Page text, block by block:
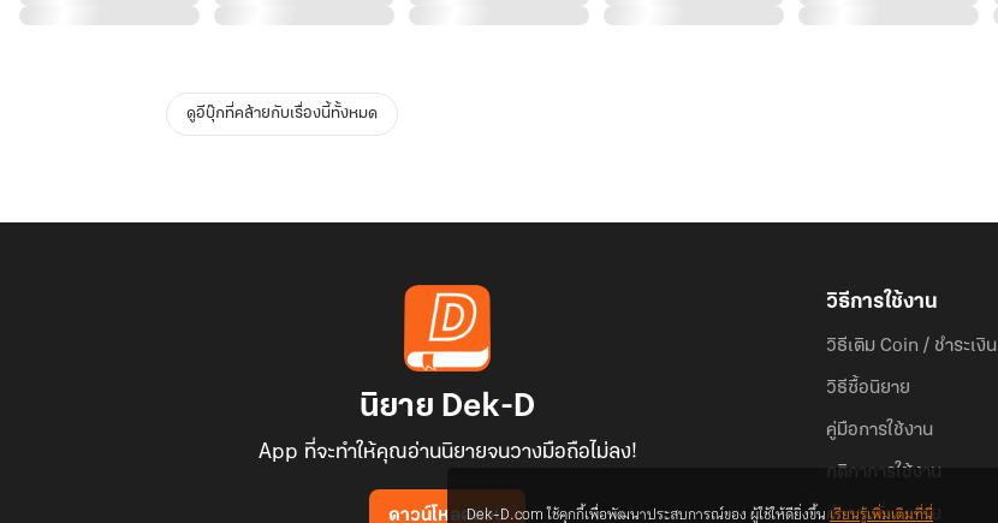
ดูอีบุ๊กที่คล้ายกับเรื่องนี้ทั้งหมด
นิยาย Dek-D
App ที่จะทำให้คุณอ่านนิยายจนวางมือถือไม่ลง!
ดาวน์โหลดแอป
วิธีการใช้งาน
วิธีเติม Coin / ชำระเงิน
วิธีซื้อนิยาย
คู่มือการใช้งาน
กติกาการใช้งาน
คำถามที่พบบ่อย
Dek-D.com ใช้คุกกี้เพื่อพัฒนาประสบการณ์ของ ผู้ใช้ให้ดียิ่งขึ้นเรียนรู้เพิ่มเติมที่นี่